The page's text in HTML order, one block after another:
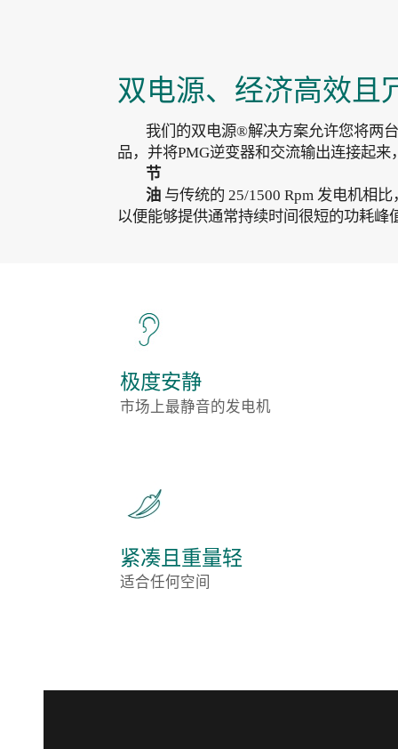
双电源、经济高效且
我们的双电源®解决方案允许您将两台
品，并将PMG逆变器和交流输出连接起
节
油 与传统的 25/1500 Rpm 发电机相
以便能够提供通常持续时间很短的功耗
极度安静
市场上最静音的发电机
紧凑且重量轻
适合任何空间